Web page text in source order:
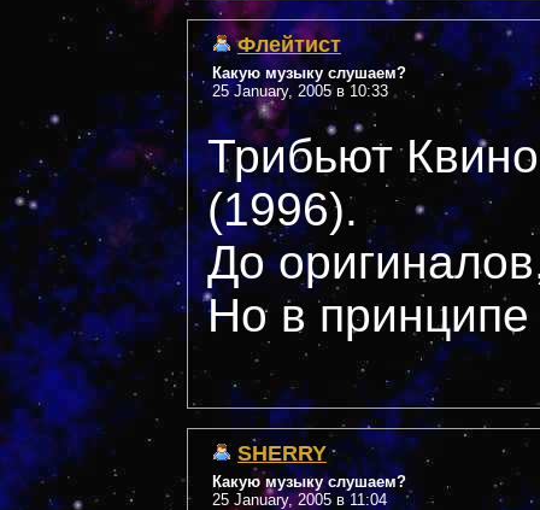
Флейтист
Какую музыку слушаем?
25 January, 2005 в 10:33
Трибьют
(1996).
До
Но в
SHERRY
Какую музыку слушаем?
25 January, 2005 в 11:04